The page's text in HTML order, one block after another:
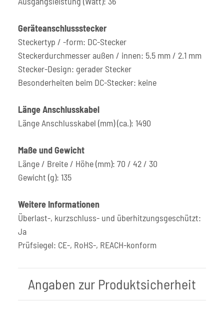
Geräteanschlussstecker
Steckertyp / -form: DC-Stecker
Steckerdurchmesser außen / innen: 5.5 mm / 2.1 mm
Stecker-Design: gerader Stecker
Besonderheiten beim DC-Stecker: keine
Länge Anschlusskabel
Länge Anschlusskabel (mm) (ca.): 1490
Maße und Gewicht
Länge / Breite / Höhe (mm): 70 / 42 / 30
Gewicht (g): 135
Weitere Informationen
Überlast-, kurzschluss- und überhitzungsgeschützt:
Ja
Prüfsiegel: CE-, RoHS-, REACH-konform
Angaben zur Produktsicherheit